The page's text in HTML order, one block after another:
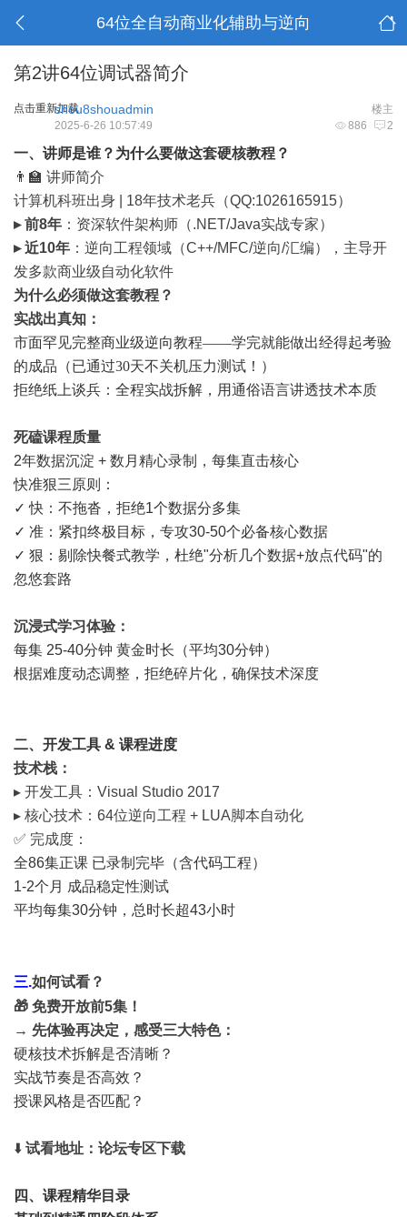
64位全自动商业化辅助与逆向
第2讲64位调试器简介
点击重新加载 楼主
shou8shouadmin
886 2
2025-6-26 10:57:49
一、讲师是谁？为什么要做这套硬核教程？
👨🏫 讲师简介
计算机科班出身 | 18年技术老兵（QQ:1026165915）
▸前8年 ：资深软件架构师（.NET/Java实战专家）
▸近10年 ：逆向工程领域（C++/MFC/逆向/汇编），主导开
发多款商业级自动化软件
为什么必须做这套教程？
实战出真知 ：
市面罕见完整商业级逆向教程——学完就能做出经得起考验
的成品（已通过30天不关机压力测试！）
拒绝纸上谈兵：全程实战拆解，用通俗语言讲透技术本质
死磕课程质量
2年数据沉淀 + 数月精心录制，每集直击核心
快准狠三原则：
✓ 快：不拖沓，拒绝1个数据分多集
✓ 准：紧扣终极目标，专攻30-50个必备核心数据
✓ 狠：剔除快餐式教学，杜绝"分析几个数据+放点代码"的
忽悠套路
沉浸式学习体验 ：
每集 25-40分钟 黄金时长（平均30分钟）
根据难度动态调整，拒绝碎片化，确保技术深度
二、开发工具 & 课程进度
技术栈：
▸ 开发工具：Visual Studio 2017
▸ 核心技术：64位逆向工程 + LUA脚本自动化
✅ 完成度：
全86集正课 已录制完毕（含代码工程）
1-2个月 成品稳定性测试
平均每集30分钟，总时长超43小时
三.如何试看？
🎁 免费开放前5集！
→ 先体验再决定，感受三大特色：
硬核技术拆解是否清晰？
实战节奏是否高效？
授课风格是否匹配？
⬇️ 试看地址：论坛专区下载
四、课程精华目录